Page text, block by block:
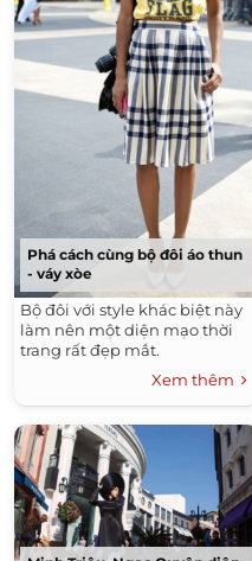
Phá cách cùng bộ đôi áo thun
- váy xòe
Bộ đôi với style khác biệt này
làm nên một diện mạo thời
trang rất đẹp mắt.
Xem thêm